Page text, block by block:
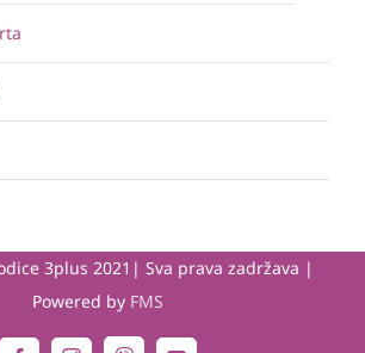
3plus 2021| Sva prava zadržava |
Powered by FMS